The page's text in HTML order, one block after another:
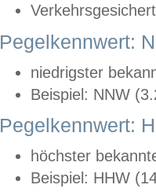
Pegelkennwert:
niedrigster
Beispiel: NNW
Pegelkennwert:
höchster
Beispiel: HHW